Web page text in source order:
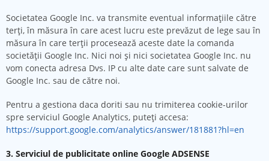
Societatea Google Inc. va transmite eventual informaţiile către
terţi, în măsura în care acest lucru este prevăzut de lege sau în
măsura în care terţii procesează aceste date la comanda
societăţii Google Inc. Nici noi şi nici societatea Google Inc. nu
vom conecta adresa Dvs. IP cu alte date care sunt salvate de
Google Inc. sau de către noi.
Pentru a gestiona daca doriti sau nu trimiterea cookie-urilor
spre serviciul Google Analytics, puteți accesa:
https://support.google.com/analytics/answer/181881?hl=en
3. Serviciul de publicitate online Google ADSENSE